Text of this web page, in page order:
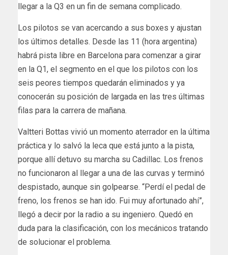
llegar a la Q3 en un fin de semana complicado.
Los pilotos se van acercando a sus boxes y ajustan
los últimos detalles. Desde las 11 (hora argentina)
habrá pista libre en Barcelona para comenzar a girar
en la Q1, el segmento en el que los pilotos con los
seis peores tiempos quedarán eliminados y ya
conocerán su posición de largada en las tres últimas
filas para la carrera de mañana.
Valtteri Bottas vivió un momento aterrador en la última
práctica y lo salvó la leca que está junto a la pista,
porque allí detuvo su marcha su Cadillac. Los frenos
no funcionaron al llegar a una de las curvas y terminó
despistado, aunque sin golpearse. “Perdí el pedal de
freno, los frenos se han ido. Fui muy afortunado ahí”,
llegó a decir por la radio a su ingeniero. Quedó en
duda para la clasificación, con los mecánicos tratando
de solucionar el problema.